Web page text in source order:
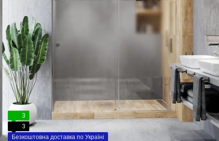
3
3
Безкоштовна доставка по Україні